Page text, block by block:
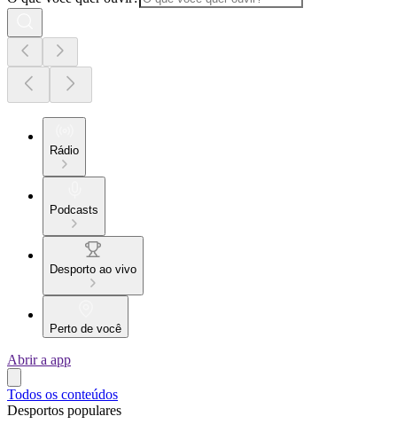
Rádio
Podcasts
Desporto ao vivo
Perto de você
Abrir a app
Todos os conteúdos
Desportos populares